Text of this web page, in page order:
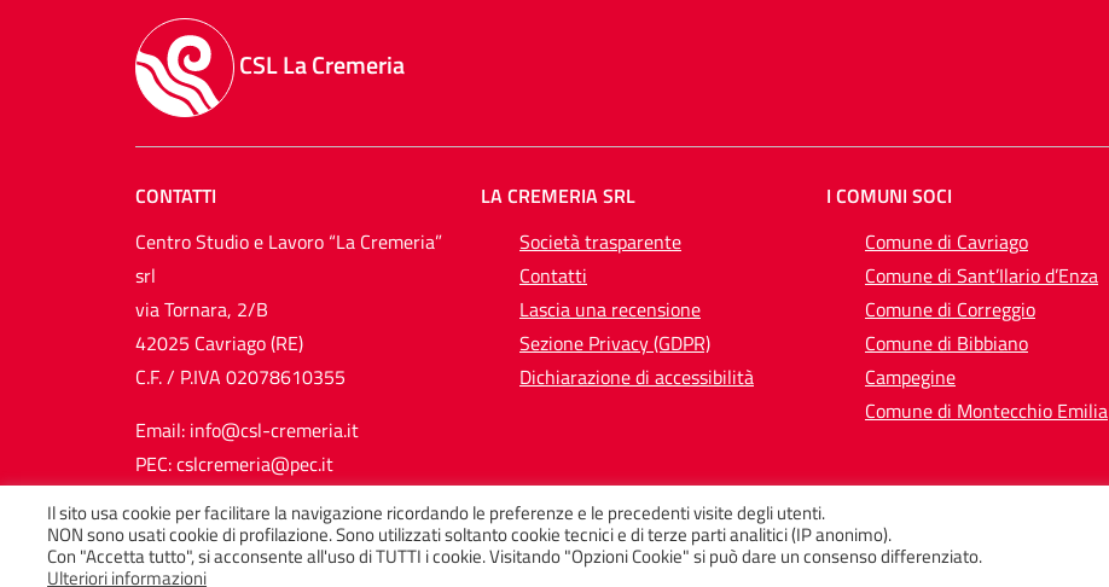
CSL La Cremeria
CONTATTI
Centro Studio e Lavoro “La Cremeria”
srl
via Tornara, 2/B
42025 Cavriago (RE)
C.F. / P.IVA 02078610355
Email: info@csl-cremeria.it
PEC: cslcremeria@pec.it
Tel. +39 0522 576911
Fax +39 0522 576680
LA CREMERIA SRL
Società trasparente
Contatti
Lascia una recensione
Sezione Privacy (GDPR)
Dichiarazione di accessibilità
I COMUNI SOCI
Comune di Cavriago
Comune di Sant’Ilario d’Enza
Comune di Correggio
Comune di Bibbiano
Campegine
Comune di Montecchio Emilia
Il sito usa cookie per facilitare la navigazione ricordando le preferenze e le precedenti visite degli utenti.
NON sono usati cookie di profilazione. Sono utilizzati soltanto cookie tecnici e di terze parti analitici (IP anonimo).
Con "Accetta tutto", si acconsente all'uso di TUTTI i cookie. Visitando "Opzioni Cookie" si può dare un consenso differenziato.
Ulteriori informazioni